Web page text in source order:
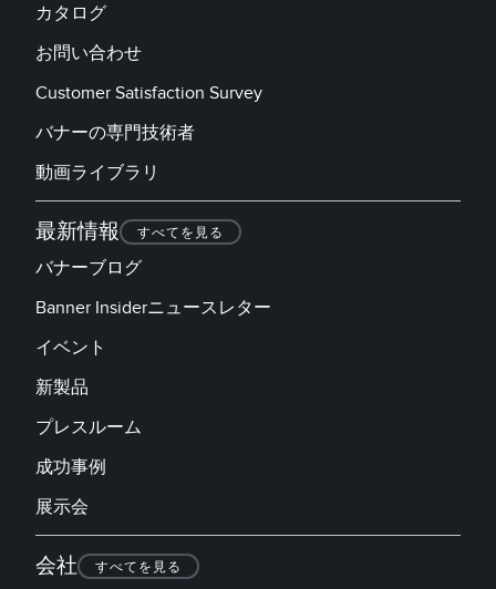
カタログ
お問い合わせ
Customer Satisfaction Survey
バナーの専門技術者
動画ライブラリ
最新情報 すべてを見る
バナーブログ
Banner Insiderニュースレター
イベント
新製品
プレスルーム
成功事例
展示会
会社 すべてを見る